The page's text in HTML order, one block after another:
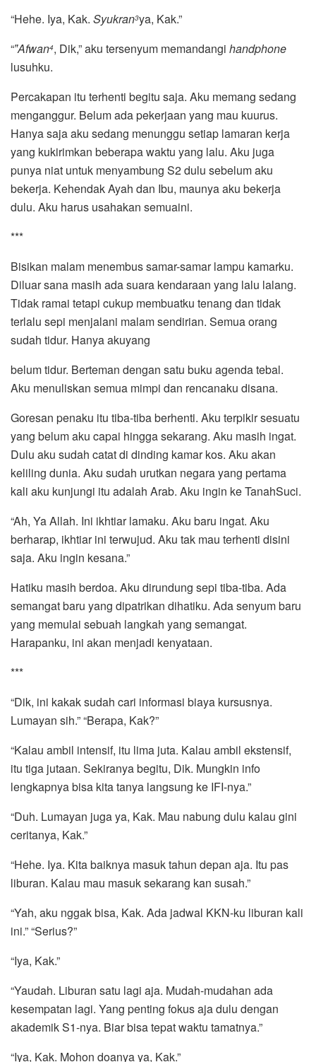
“Hehe. Iya, Kak. Syukran3ya, Kak.”
“‟Afwan4, Dik,” aku tersenyum memandangi handphone
lusuhku.
Percakapan itu terhenti begitu saja. Aku memang sedang
menganggur. Belum ada pekerjaan yang mau kuurus.
Hanya saja aku sedang menunggu setiap lamaran kerja
yang kukirimkan beberapa waktu yang lalu. Aku juga
punya niat untuk menyambung S2 dulu sebelum aku
bekerja. Kehendak Ayah dan Ibu, maunya aku bekerja
dulu. Aku harus usahakan semuaini.
***
Bisikan malam menembus samar-samar lampu kamarku.
Diluar sana masih ada suara kendaraan yang lalu lalang.
Tidak ramai tetapi cukup membuatku tenang dan tidak
terlalu sepi menjalani malam sendirian. Semua orang
sudah tidur. Hanya akuyang
belum tidur. Berteman dengan satu buku agenda tebal.
Aku menuliskan semua mimpi dan rencanaku disana.
Goresan penaku itu tiba-tiba berhenti. Aku terpikir sesuatu
yang belum aku capai hingga sekarang. Aku masih ingat.
Dulu aku sudah catat di dinding kamar kos. Aku akan
keliling dunia. Aku sudah urutkan negara yang pertama
kali aku kunjungi itu adalah Arab. Aku ingin ke TanahSuci.
“Ah, Ya Allah. Ini ikhtiar lamaku. Aku baru ingat. Aku
berharap, ikhtiar ini terwujud. Aku tak mau terhenti disini
saja. Aku ingin kesana.”
Hatiku masih berdoa. Aku dirundung sepi tiba-tiba. Ada
semangat baru yang dipatrikan dihatiku. Ada senyum baru
yang memulai sebuah langkah yang semangat.
Harapanku, ini akan menjadi kenyataan.
***
“Dik, ini kakak sudah cari informasi biaya kursusnya.
Lumayan sih.” “Berapa, Kak?”
“Kalau ambil intensif, itu lima juta. Kalau ambil ekstensif,
itu tiga jutaan. Sekiranya begitu, Dik. Mungkin info
lengkapnya bisa kita tanya langsung ke IFI-nya.”
“Duh. Lumayan juga ya, Kak. Mau nabung dulu kalau gini
ceritanya, Kak.”
“Hehe. Iya. Kita baiknya masuk tahun depan aja. Itu pas
liburan. Kalau mau masuk sekarang kan susah.”
“Yah, aku nggak bisa, Kak. Ada jadwal KKN-ku liburan kali
ini.” “Serius?”
“Iya, Kak.”
“Yaudah. Liburan satu lagi aja. Mudah-mudahan ada
kesempatan lagi. Yang penting fokus aja dulu dengan
akademik S1-nya. Biar bisa tepat waktu tamatnya.”
“Iya, Kak. Mohon doanya ya, Kak.”